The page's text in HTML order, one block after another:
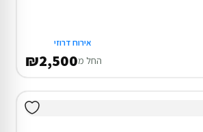
אירוח דרוזי
החל מ₪2,500